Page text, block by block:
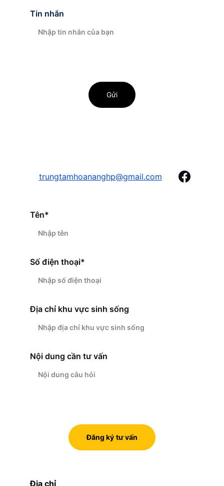
Tin nhắn
Gửi
Tên*
Số điện thoại*
Địa chỉ khu vực sinh sống
Nội dung cần tư vấn
Đăng ký tư vấn
trungtamhoananghp@gmail.com
Địa chỉ